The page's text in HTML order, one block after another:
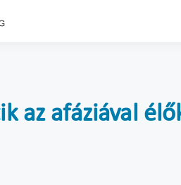
az afáziával